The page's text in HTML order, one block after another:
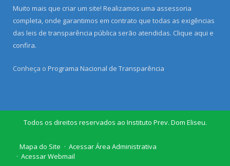
Muito mais que criar um site! Realizamos uma assessoria
completa, onde garantimos em contrato que todas as exigências
das leis de transparência pública serão atendidas. Clique aqui e
confira.
Conheça o Programa Nacional de Transparência
Todos os direitos reservados ao Instituto Prev. Dom Eliseu.
Mapa do Site
Acessar Área Administrativa
Acessar Webmail